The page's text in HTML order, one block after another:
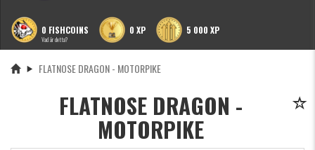
0 FISHCOINS
Vad är detta?
0 XP 5 000 XP
FLATNOSE DRAGON - MOTORPIKE
FLATNOSE DRAGON -
MOTORPIKE